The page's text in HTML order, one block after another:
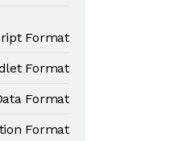
Format
Format
Format
Format